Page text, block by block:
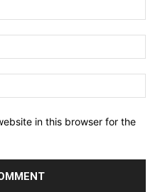
in this browser for the